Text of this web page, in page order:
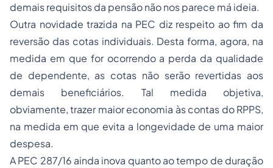
demais requisitos da pensão não nos parece má ideia.
Outra novidade trazida na PEC diz respeito ao fim da
reversão das cotas individuais. Desta forma, agora, na
medida em que for ocorrendo a perda da qualidade
de dependente, as cotas não serão revertidas aos
demais beneficiários. Tal medida objetiva,
obviamente, trazer maior economia às contas do RPPS,
na medida em que evita a longevidade de uma maior
despesa.
A PEC 287/16 ainda inova quanto ao tempo de duração